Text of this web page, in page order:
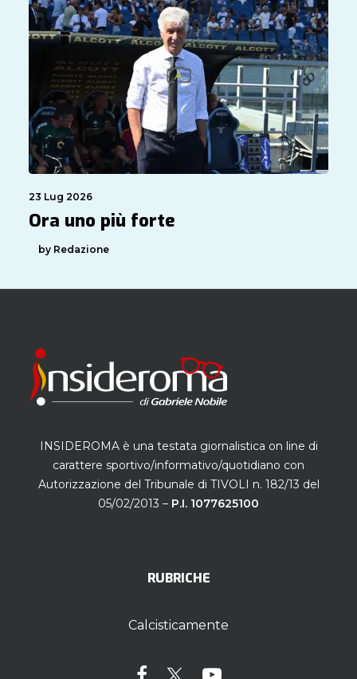
23 Lug 2026
Ora uno più forte
by Redazione
INSIDEROMA è una testata giornalistica on line di
carattere sportivo/informativo/quotidiano con
Autorizzazione del Tribunale di TIVOLI n. 182/13 del
05/02/2013 – P.I. 1077625100
RUBRICHE
Calcisticamente